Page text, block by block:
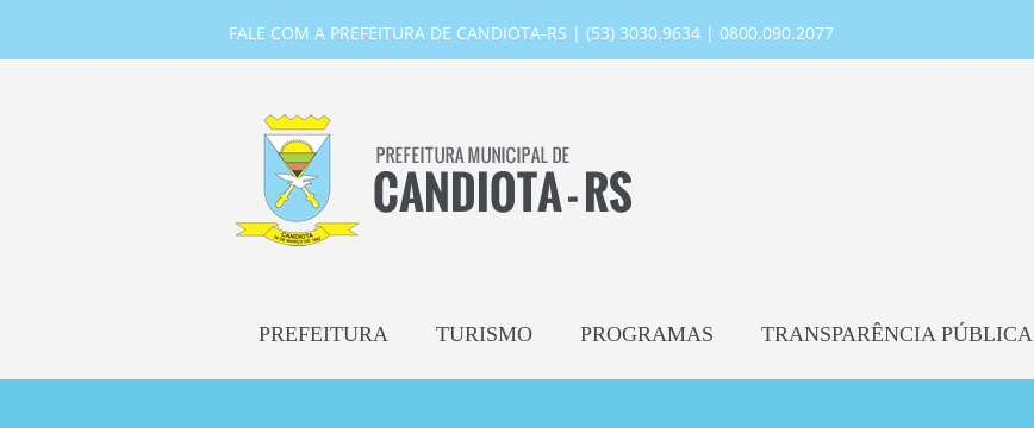
FALE COM A PREFEITURA DE CANDIOTA-RS | (53) 3030.9634 | 0800.090.2077
PREFEITURA TURISMO PROGRAMAS TRANSPARÊNCIA PÚBLICA